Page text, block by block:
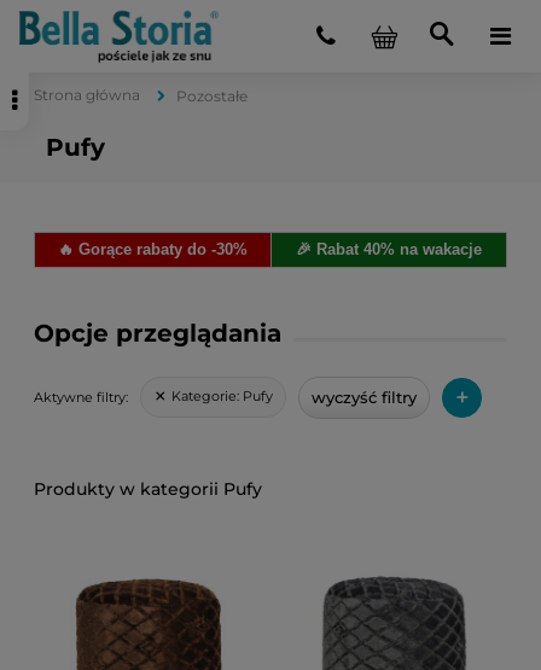
Strona główna Pozostałe
Pufy
🔥 Gorące rabaty do -30% 🎉 Rabat 40% na wakacje
Opcje przeglądania
Aktywne filtry: Kategorie: Pufy wyczyść filtry +
Pufy